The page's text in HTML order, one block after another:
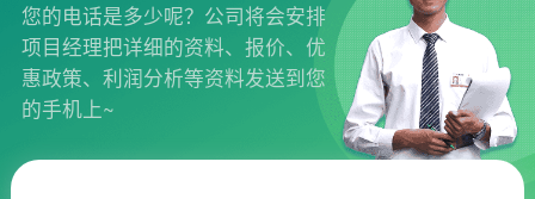
您的电话是多少呢？公司将会安排
项目经理把详细的资料、报价、优
惠政策、利润分析等资料发送到您
的手机上~